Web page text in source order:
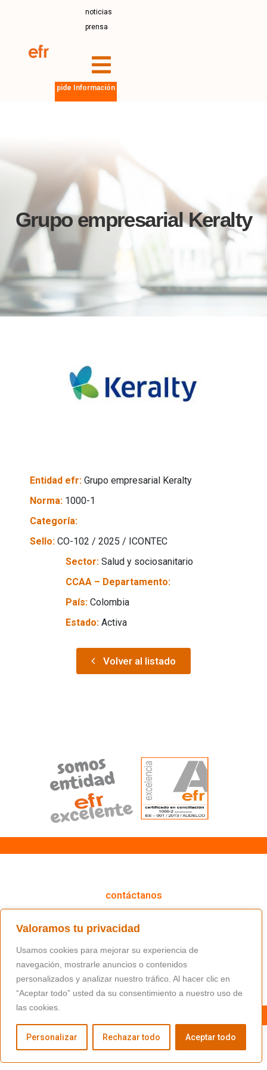
Valoramos tu privacidad
Usamos cookies para mejorar su experiencia de
navegación, mostrarle anuncios o contenidos
personalizados y analizar nuestro tráfico. Al hacer clic en
“Aceptar todo” usted da su consentimiento a nuestro uso de
las cookies.
Personalizar Rechazar todo Aceptar todo
noticias
prensa
pide Información
Grupo empresarial Keralty
Entidad efr: Grupo empresarial Keralty
Norma: 1000-1
Categoría:
Sello: CO-102 / 2025 / ICONTEC
Sector: Salud y sociosanitario
CCAA – Departamento:
País: Colombia
Estado: Activa
Volver al listado
contáctanos
(+34) 91 766 98 56 / fundacion@masfamilia.org
síguenos en nuestras redes sociales